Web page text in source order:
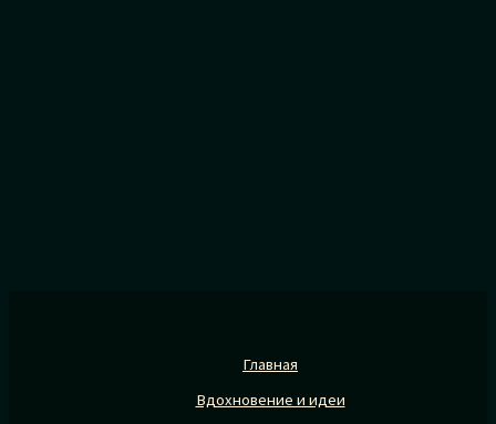
Главная
Вдохновение и идеи